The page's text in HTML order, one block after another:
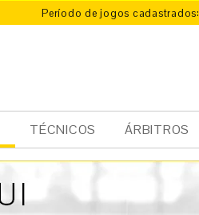
Período de jogos cadastrados:
TÉCNICOS ÁRBITROS